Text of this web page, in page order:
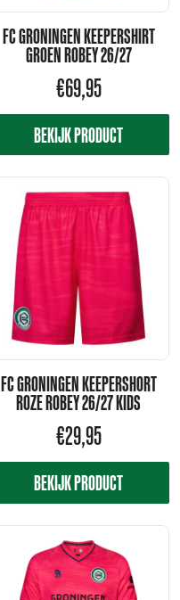
FC GRONINGEN KEEPERSHIRT
GROEN ROBEY 26/27
€69,95
BEKIJK PRODUCT
FC GRONINGEN KEEPERSHORT
ROZE ROBEY 26/27 KIDS
€29,95
BEKIJK PRODUCT